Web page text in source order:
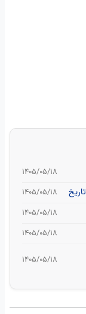
۱۴۰۵/۰۵/۱۸
۱۴۰۵/۰۵/۱۸
۱۴۰۵/۰۵/۱۸
۱۴۰۵/۰۵/۱۸
۱۴۰۵/۰۵/۱۸